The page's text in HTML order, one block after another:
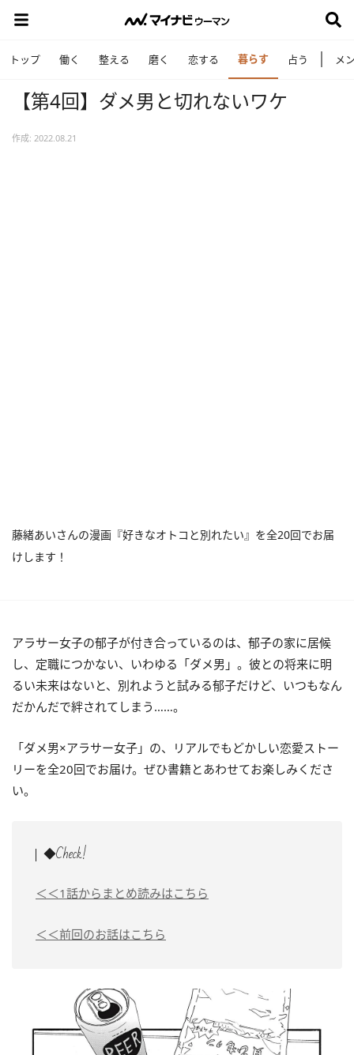
トップ 働く 整える 磨く 恋する 暮らす 占う メ
【第4回】ダメ男と切れないワケ
作成: 2022.08.21
藤緒あいさんの漫画『好きなオトコと別れたい』を全20回でお届
けします！
アラサー女子の郁子が付き合っているのは、郁子の家に居候
し、定職につかない、いわゆる「ダメ男」。彼との将来に明
るい未来はないと、別れようと試みる郁子だけど、いつもなん
だかんだで絆されてしまう……。
「ダメ男×アラサー女子」の、リアルでもどかしい恋愛ストー
リーを全20回でお届け。ぜひ書籍とあわせてお楽しみくださ
い。
◆Check!
＜＜1話からまとめ読みはこちら
＜＜前回のお話はこちら